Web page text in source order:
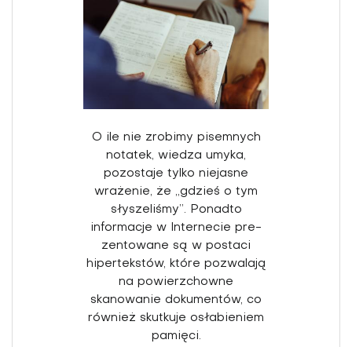
O ile nie zrobimy pisemnych
notatek, wiedza umyka,
pozostaje tylko niejasne
wrażenie, że „gdzieś o tym
słyszeliśmy”. Ponadto
informacje w Internecie pre­
zentowane są w postaci
hipertekstów, które pozwalają
na powierzchowne
skanowanie dokumentów, co
rów­nież skutkuje osłabieniem
pamięci.